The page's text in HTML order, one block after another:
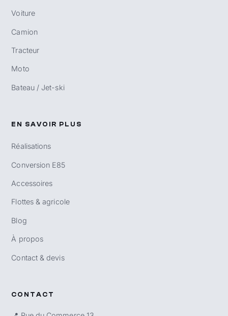
Voiture
Camion
Tracteur
Moto
Bateau / Jet-ski
EN SAVOIR PLUS
Réalisations
Conversion E85
Accessoires
Flottes & agricole
Blog
À propos
Contact & devis
CONTACT